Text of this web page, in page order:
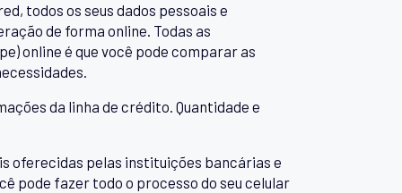
todos os seus dados pessoais e
de forma online. Todas as
online é que você pode comparar as
da linha de crédito. Quantidade e
oferecidas pelas instituições bancárias e
pode fazer todo o processo do seu celular